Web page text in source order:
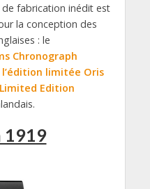
fabrication inédit est
la conception des
: le
Chronograph
limitée Oris
Edition
1919